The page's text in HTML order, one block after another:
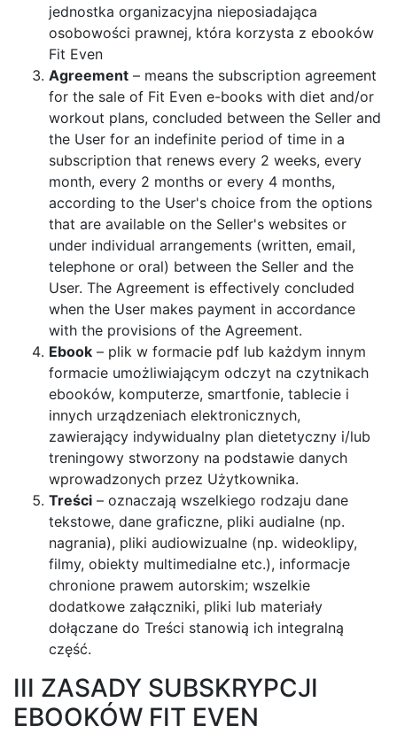
jednostka organizacyjna nieposiadająca
osobowości prawnej, która korzysta z ebooków
Fit Even
Agreement – means the subscription agreement
for the sale of Fit Even e-books with diet and/or
workout plans, concluded between the Seller and
the User for an indefinite period of time in a
subscription that renews every 2 weeks, every
month, every 2 months or every 4 months,
according to the User's choice from the options
that are available on the Seller's websites or
under individual arrangements (written, email,
telephone or oral) between the Seller and the
User. The Agreement is effectively concluded
when the User makes payment in accordance
with the provisions of the Agreement.
Ebook – plik w formacie pdf lub każdym innym
formacie umożliwiającym odczyt na czytnikach
ebooków, komputerze, smartfonie, tablecie i
innych urządzeniach elektronicznych,
zawierający indywidualny plan dietetyczny i/lub
treningowy stworzony na podstawie danych
wprowadzonych przez Użytkownika.
Treści – oznaczają wszelkiego rodzaju dane
tekstowe, dane graficzne, pliki audialne (np.
nagrania), pliki audiowizualne (np. wideoklipy,
filmy, obiekty multimedialne etc.), informacje
chronione prawem autorskim; wszelkie
dodatkowe załączniki, pliki lub materiały
dołączane do Treści stanowią ich integralną
część.
III ZASADY SUBSKRYPCJI
EBOOKÓW FIT EVEN